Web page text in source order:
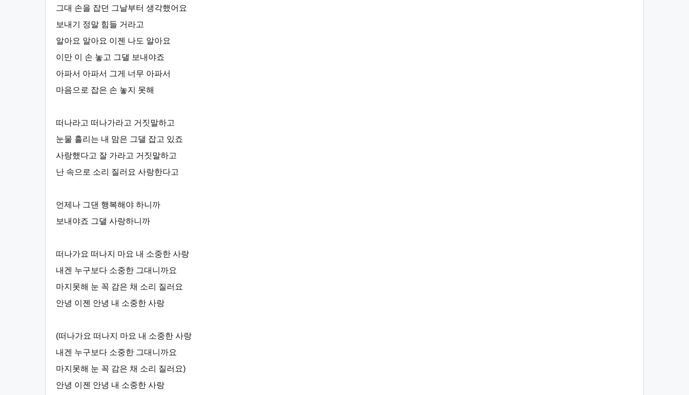
그대 손을 잡던 그날부터 생각했어요
보내기 정말 힘들 거라고
알아요 알아요 이젠 나도 알아요
이만 이 손 놓고 그댈 보내야죠
아파서 아파서 그게 너무 아파서
마음으로 잡은 손 놓지 못해
떠나라고 떠나가라고 거짓말하고
눈물 흘리는 내 맘은 그댈 잡고 있죠
사랑했다고 잘 가라고 거짓말하고
난 속으로 소리 질러요 사랑한다고
언제나 그댄 행복해야 하니까
보내야죠 그댈 사랑하니까
떠나가요 떠나지 마요 내 소중한 사랑
내겐 누구보다 소중한 그대니까요
마지못해 눈 꼭 감은 채 소리 질러요
안녕 이젠 안녕 내 소중한 사랑
(떠나가요 떠나지 마요 내 소중한 사랑
내겐 누구보다 소중한 그대니까요
마지못해 눈 꼭 감은 채 소리 질러요)
안녕 이젠 안녕 내 소중한 사랑